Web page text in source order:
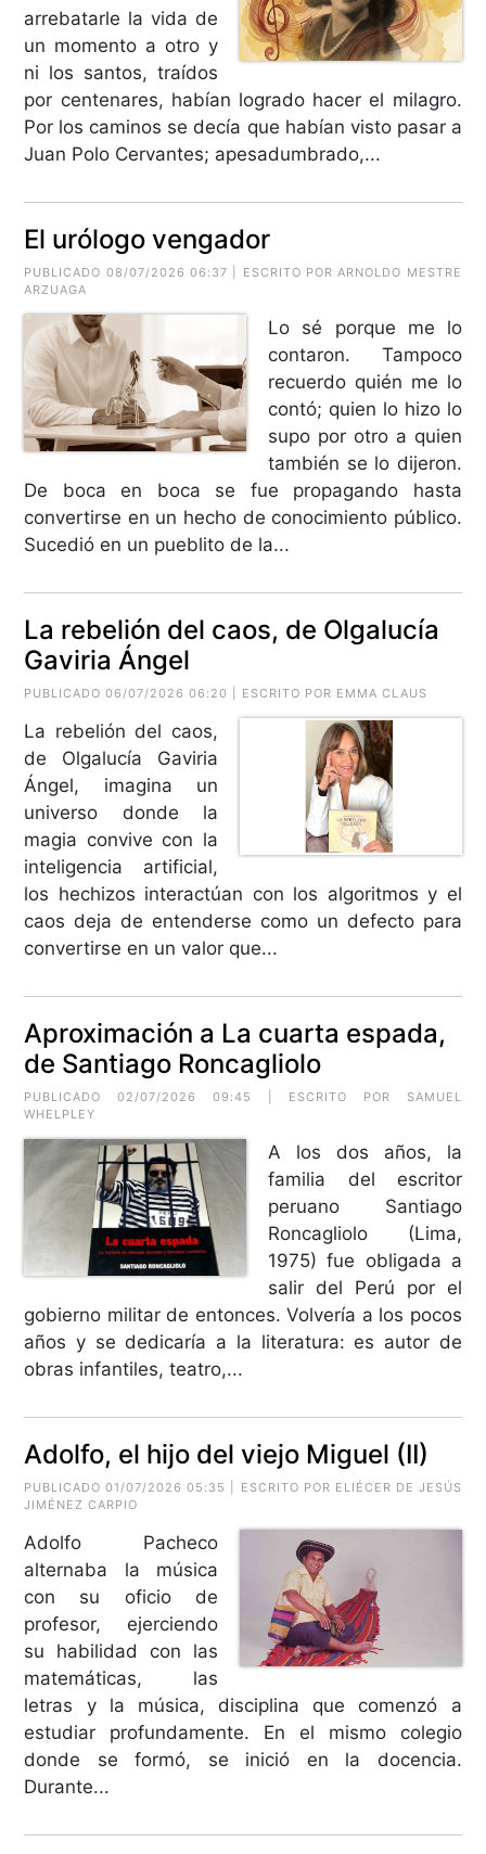
arrebatarle la vida de
un momento a otro y
ni los santos, traídos
por centenares, habían logrado hacer el milagro.
Por los caminos se decía que habían visto pasar a
Juan Polo Cervantes; apesadumbrado,...
El urólogo vengador
PUBLICADO 08/07/2026 06:37 | ESCRITO POR ARNOLDO MESTRE
ARZUAGA
Lo sé porque me lo
contaron. Tampoco
recuerdo quién me lo
contó; quien lo hizo lo
supo por otro a quien
también se lo dijeron.
De boca en boca se fue propagando hasta
convertirse en un hecho de conocimiento público.
Sucedió en un pueblito de la...
La rebelión del caos, de Olgalucía
Gaviria Ángel
PUBLICADO 06/07/2026 06:20 | ESCRITO POR EMMA CLAUS
La rebelión del caos,
de Olgalucía Gaviria
Ángel, imagina un
universo donde la
magia convive con la
inteligencia artificial,
los hechizos interactúan con los algoritmos y el
caos deja de entenderse como un defecto para
convertirse en un valor que...
Aproximación a La cuarta espada,
de Santiago Roncagliolo
PUBLICADO 02/07/2026 09:45 | ESCRITO POR
SAMUEL
WHELPLEY
A los dos años, la
familia del escritor
peruano Santiago
Roncagliolo (Lima,
1975) fue obligada a
salir del Perú por el
gobierno militar de entonces. Volvería a los pocos
años y se dedicaría a la literatura: es autor de
obras infantiles, teatro,...
Adolfo, el hijo del viejo Miguel (II)
PUBLICADO 01/07/2026 05:35 | ESCRITO POR ELIÉCER DE JESÚS
JIMÉNEZ CARPIO
Adolfo Pacheco
alternaba la música
con su oficio de
profesor, ejerciendo
su habilidad con las
matemáticas, las
letras y la música, disciplina que comenzó a
estudiar profundamente. En el mismo colegio
donde se formó, se inició en la docencia.
Durante...